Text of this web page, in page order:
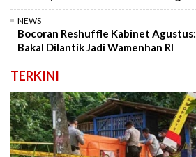
NEWS
Bocoran Reshuffle Kabinet
Bakal Dilantik Jadi Wamenhan RI
TERKINI